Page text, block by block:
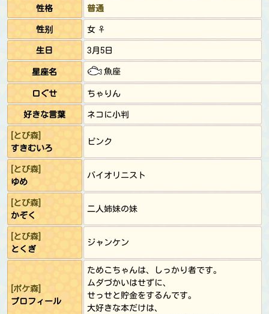
性格
普通
性别
女 ♀
生日
3月5日
星座名
魚座
口ぐせ
ちゃりん
好きな言葉
ネコに小判
[とび森]
すきむいろ
ピンク
[とび森]
ゆめ
バイオリニスト
[とび森]
かぞく
二人姉妹の妹
[とび森]
とくぎ
ジャンケン
[ポケ森]
プロフィール
ためこちゃんは、しっかり者です。
ムダづかいはせずに、
せっせと貯金をするんです。
大好きな本だけは、